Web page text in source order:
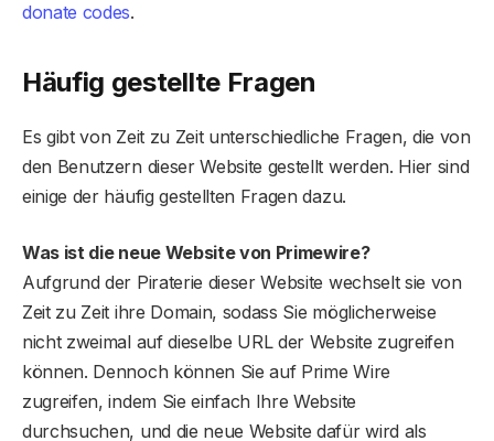
donate codes.
Häufig gestellte Fragen
Es gibt von Zeit zu Zeit unterschiedliche Fragen, die von
den Benutzern dieser Website gestellt werden. Hier sind
einige der häufig gestellten Fragen dazu.
Was ist die neue Website von Primewire?
Aufgrund der Piraterie dieser Website wechselt sie von
Zeit zu Zeit ihre Domain, sodass Sie möglicherweise
nicht zweimal auf dieselbe URL der Website zugreifen
können. Dennoch können Sie auf Prime Wire
zugreifen, indem Sie einfach Ihre Website
durchsuchen, und die neue Website dafür wird als